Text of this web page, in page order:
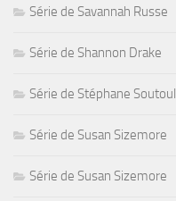
Série de Savannah Russe
Série de Shannon Drake
Série de Stéphane Soutoul
Série de Susan Sizemore
Série de Susan Sizemore